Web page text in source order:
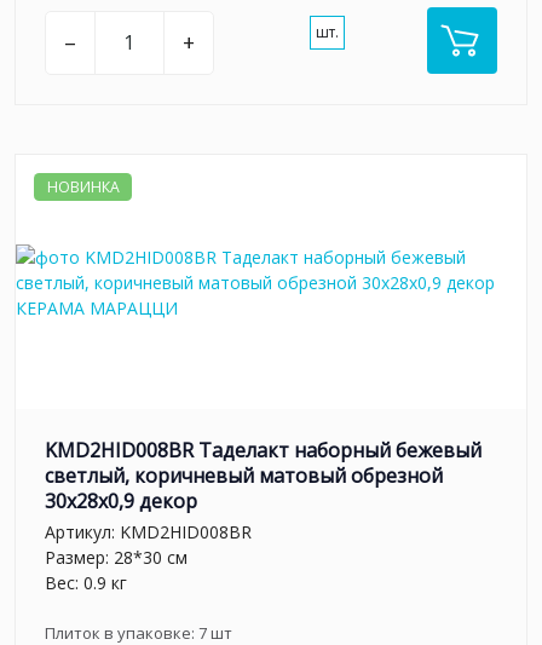
– + шт.
НОВИНКА
KMD2HID008BR Таделакт наборный бежевый
светлый, коричневый матовый обрезной
30x28x0,9 декор
Артикул: KMD2HID008BR
Размер: 28*30 см
Вес: 0.9 кг
Плиток в упаковке: 7шт